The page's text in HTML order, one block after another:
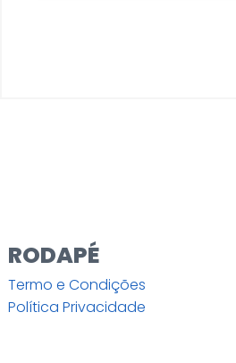
RODAPÉ
Termo e Condições
Política Privacidade